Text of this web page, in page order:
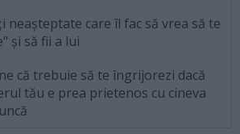
neașteptate care îl fac să vrea să te
și să fii a lui
că trebuie să te îngrijorezi dacă
tău e prea prietenos cu cineva